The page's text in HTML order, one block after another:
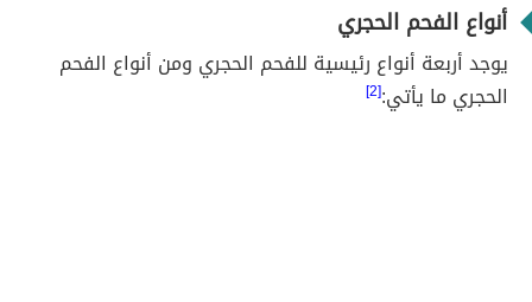
أنواع الفحم الحجري
يوجد أربعة أنواع رئيسية للفحم الحجري ومن أنواع الفحم
الحجري ما يأتي:[2]